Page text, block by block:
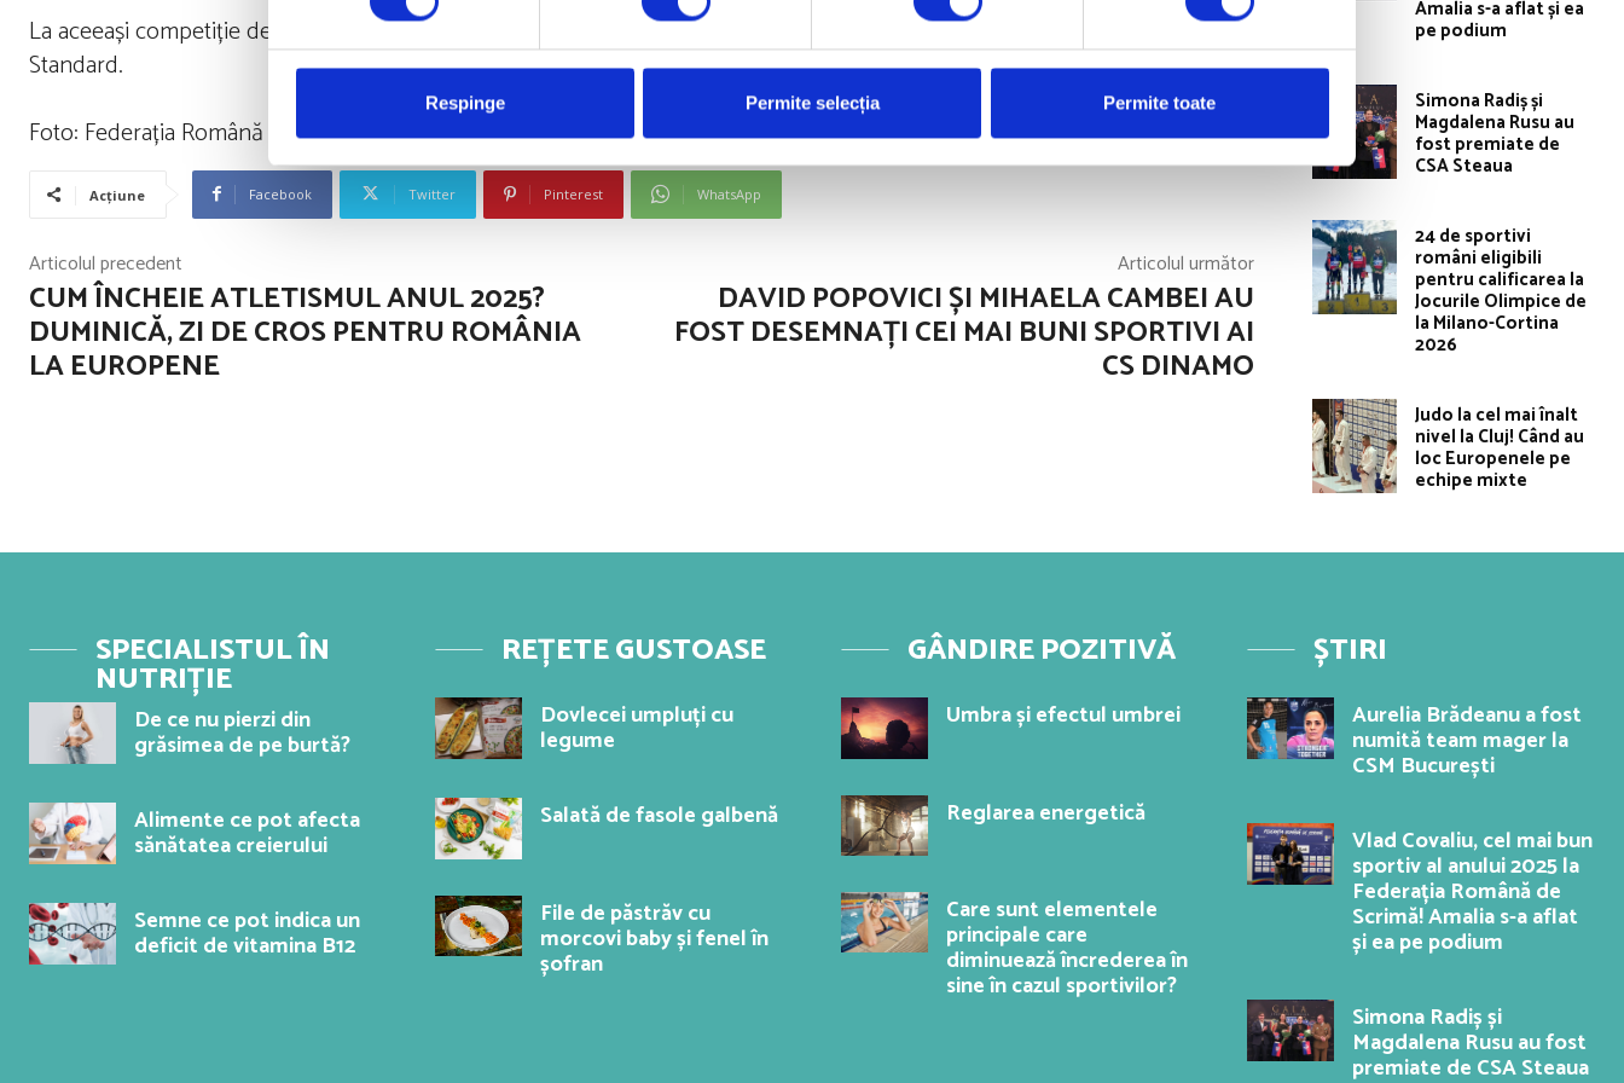
Respinge Permite selecția Permite toate
La aceeași competiție de la la Burgas, perechea Robert Leonard Coman – Sara-Maria Velea a ocupat locul 8 la proba
Standard.
Foto: Federația Română de Dans Sportiv
Acțiune Facebook Twitter Pinterest WhatsApp
Articolul precedent
CUM ÎNCHEIE ATLETISMUL ANUL 2025?
DUMINICĂ, ZI DE CROS PENTRU ROMÂNIA
LA EUROPENE
Articolul următor
DAVID POPOVICI ȘI MIHAELA CAMBEI AU
FOST DESEMNAȚI CEI MAI BUNI SPORTIVI AI
CS DINAMO
Amalia s-a aflat și ea
pe podium
Simona Radiș și
Magdalena Rusu au
fost premiate de
CSA Steaua
24 de sportivi
români eligibili
pentru calificarea la
Jocurile Olimpice de
la Milano-Cortina
2026
Judo la cel mai înalt
nivel la Cluj! Când au
loc Europenele pe
echipe mixte
SPECIALISTUL ÎN
NUTRIȚIE
De ce nu pierzi din
grăsimea de pe burtă?
Alimente ce pot afecta
sănătatea creierului
Semne ce pot indica un
deficit de vitamina B12
REȚETE GUSTOASE
Dovlecei umpluți cu
legume
Salată de fasole galbenă
File de păstrăv cu
morcovi baby și fenel în
șofran
GÂNDIRE POZITIVĂ
Umbra și efectul umbrei
Reglarea energetică
Care sunt elementele
principale care
diminuează încrederea în
sine în cazul sportivilor?
ȘTIRI
Aurelia Brădeanu a fost
numită team mager la
CSM București
Vlad Covaliu, cel mai bun
sportiv al anului 2025 la
Federația Română de
Scrimă! Amalia s-a aflat
și ea pe podium
Simona Radiș și
Magdalena Rusu au fost
premiate de CSA Steaua